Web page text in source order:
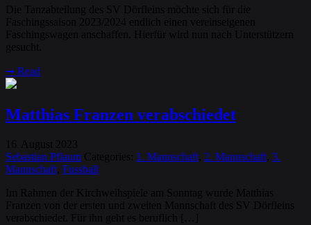
Die Tanzabteilung des SV Dörfleins möchte sich für die
Faschingssaison 2023/2024 endlich einen vereinseigenen
Faschingswagen anschaffen. Hierfür wird nun nach Unterstützern
gesucht.
➞ Read
Matthias Franzen verabschiedet
16 August
2023
Sebastian Pflaum Categories: 1. Mannschaft 2. Mannschaft 3.
Mannschaft Fussball
Im Rahmen der Kirchweihspiele am Sonntag wurde Matthias
Franzen von der ersten und zweiten Mannschaft des SV Dörfleins
verabschiedet. Für ihn geht es beruflich […]